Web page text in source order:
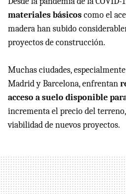
materiales básicoscomo el
madera han subido
proyectos de construcción.
Muchas ciudades,
Madrid y Barcelona, enfrentan
acceso a suelo disponible
incrementa el precio del
viabilidad de nuevos proyectos.